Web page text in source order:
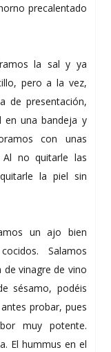
precalentado
la sal y ya
pero a la vez,
de presentación,
en una bandeja y
con unas
no quitarle las
la piel sin
un ajo bien
Salamos
de vinagre de vino
sésamo, podéis
probar, pues
muy potente.
El hummus en el